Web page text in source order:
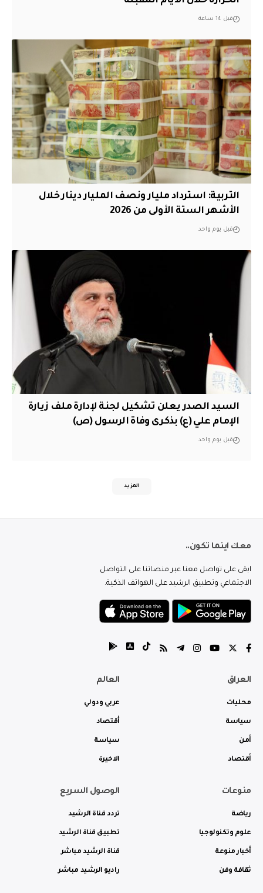
قبل 14 ساعة
التربية: استرداد مليار ونصف المليار دينار خلال
الأشهر الستة الأولى من 2026
قبل يوم واحد
السيد الصدر يعلن تشكيل لجنة لإدارة ملف زيارة
الإمام علي (ع) بذكرى وفاة الرسول (ص)
قبل يوم واحد
المزيد
معك اينما تكون..
ابقى على تواصل معنا عبر منصاتنا على التواصل
الاجتماعي وتطبيق الرشيد على الهواتف الذكية.
العراق
محليات
سياسة
أمن
أقتصاد
العالم
عربي ودولي
أقتصاد
سياسة
الاخيرة
منوعات
رياضة
علوم وتكنولوجيا
أخبار منوعة
ثقافة وفن
الوصول السريع
تردد قناة الرشيد
تطبيق قناة الرشيد
قناة الرشيد مباشر
راديو الرشيد مباشر